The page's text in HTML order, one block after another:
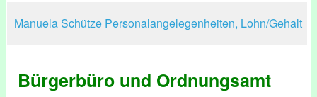
Manuela Schütze Personalangelegenheiten, Lohn/Gehalt
Bürgerbüro und Ordnungsamt